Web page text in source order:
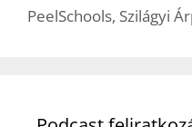
PeelSchools, Szilágyi